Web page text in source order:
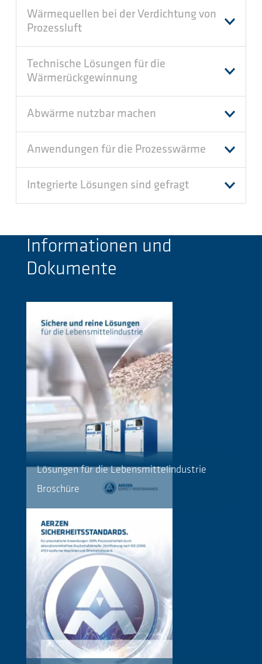
Wärmequellen bei der Verdichtung von
Prozessluft
Technische Lösungen für die
Wärmerückgewinnung
Abwärme nutzbar machen
Anwendungen für die Prozesswärme
Integrierte Lösungen sind gefragt
Informationen und
Dokumente
Lösungen für die Lebensmittelindustrie
Broschüre